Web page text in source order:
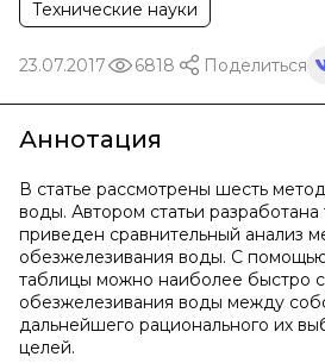
Технические науки
23.07.2017 6818 Поделиться
Аннотация
В статье рассмотрены шесть
воды. Автором статьи
приведен сравнительный анализ
обезжелезивания воды. С
таблицы можно наиболее быстро
обезжелезивания воды между
дальнейшего рационального их
целей.